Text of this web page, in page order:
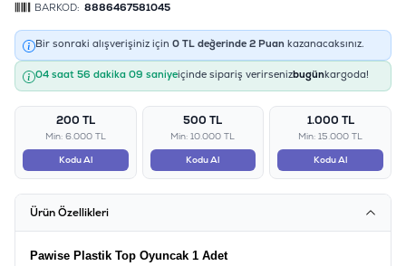
BARKOD: 8886467581045
Bir sonraki alışverişiniz için 0 TL değerinde 2 Puan kazanacaksınız.
04 saat 56 dakika 09 saniyeiçinde sipariş verirsenizbugünkargoda!
200 TL
Min: 6.000 TL
Kodu Al
500 TL
Min: 10.000 TL
Kodu Al
1.000 TL
Min: 15.000 TL
Kodu Al
Ürün Özellikleri
Pawise Plastik Top Oyuncak 1 Adet